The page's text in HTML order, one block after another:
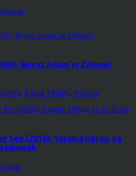
Beyaz Adam’ın Zihinsel
, Klasik Filmler, Western
Sea (2016): Yaşama Uğraşı ya